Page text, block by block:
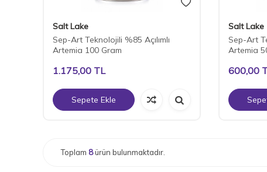
Salt Lake
Sep-Art Teknolojili %85 Açılımlı
Artemia 100 Gram
1.175,00 TL
Sepete Ekle
Salt Lake
Sep-Art
Artemia
600,00
Toplam 8ürün bulunmaktadır.